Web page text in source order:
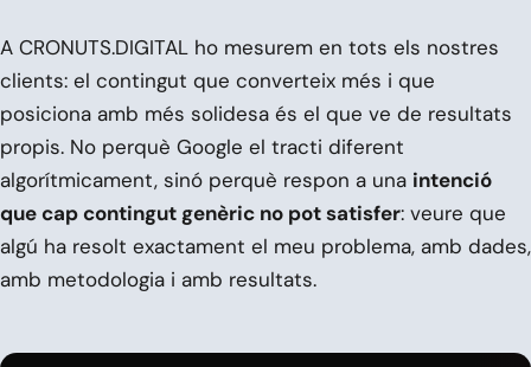
A CRONUTS.DIGITAL ho mesurem en tots els nostres
clients: el contingut que converteix més i que
posiciona amb més solidesa és el que ve de resultats
propis. No perquè Google el tracti diferent
algorítmicament, sinó perquè respon a una intenció
que cap contingut genèric no pot satisfer: veure que
algú ha resolt exactament el meu problema, amb dades,
amb metodologia i amb resultats.